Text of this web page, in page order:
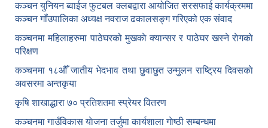
कञ्चन युनियन ब्वाईज फुटबल क्लबद्वारा आयोजित सरसफाई कार्यक्रममा
कञ्चन गाँउपालिका अध्यक्ष नवराज ढकालसङ्ग गरिएको एक संवाद
कञ्‍चनमा महिलाहरुमा पाठेघरको मुखकाे क्यान्सर र पाठेघर खस्‍ने राेगकाे
परिक्षण
कञ्‍चनमा १८औँ जातीय भेदभाव तथा छुवाछुत उन्मुलन राष्ट्रिय दिवसकाे
अवसरमा अन्तकृया
कृषि शाखाद्धारा ७० प्रतिशतमा स्प्रेयर वितरण
कञ्‍चनमा गाउँविकास याेजना तर्जुमा कार्यशाला गाेष्ठी सम्बन्धमा